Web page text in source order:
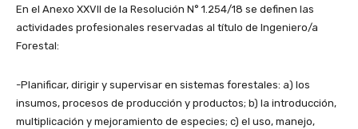
En el Anexo XXVII de la Resolución N° 1.254/18 se definen las
actividades profesionales reservadas al título de Ingeniero/a
Forestal:
-Planificar, dirigir y supervisar en sistemas forestales: a) los
insumos, procesos de producción y productos; b) la introducción,
multiplicación y mejoramiento de especies; c) el uso, manejo,